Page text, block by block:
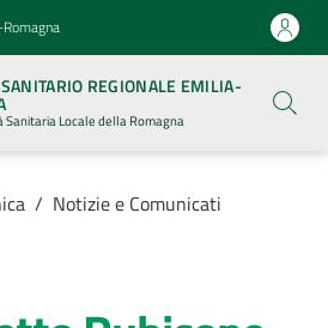
REGIONALE EMILIA-
Sanitaria Locale della Romagna
/ Notizie e Comunicati